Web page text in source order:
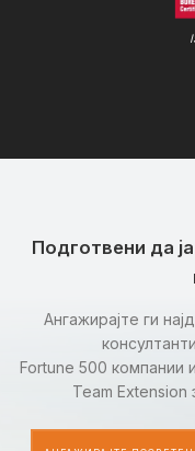
Подготвени да
Ангажирајте ги
Fortune 500 компании
Team Extension